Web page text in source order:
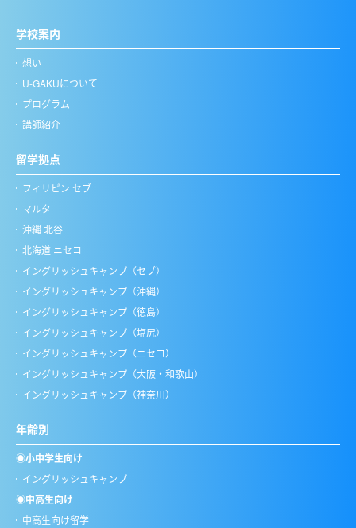
学校案内
想い
U-GAKUについて
プログラム
講師紹介
留学拠点
フィリピン セブ
マルタ
沖縄 北谷
北海道 ニセコ
イングリッシュキャンプ（セブ）
イングリッシュキャンプ（沖縄）
イングリッシュキャンプ（徳島）
イングリッシュキャンプ（塩尻）
イングリッシュキャンプ（ニセコ）
イングリッシュキャンプ（大阪・和歌山）
イングリッシュキャンプ（神奈川）
年齢別
◉小中学生向け
イングリッシュキャンプ
◉中高生向け
中高生向け留学